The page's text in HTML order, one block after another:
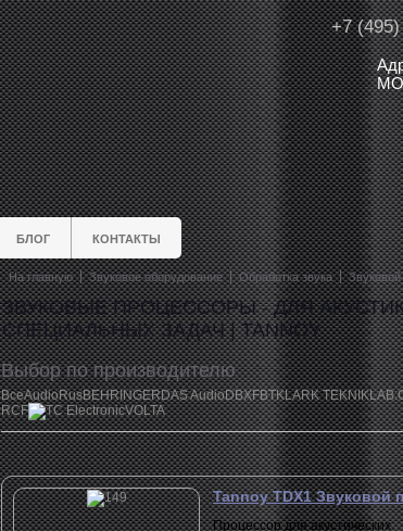
+7
БЛОГ КОНТАКТЫ
На главную Звуковое оборудование Обработка звука
ЗВУКОВЫЕ ПРОЦЕССОРЫ - ДЛЯ
СПЕЦИАЛЬНЫХ ЗАДАЧ | TANNOY
Выбор по производителю
ВсеAudioRusBEHRINGERDAS AudioDBXFBTKLARK TEKNIK
RCF
TC ElectronicVOLTA
Tannoy TDX1 Звуковой
Процессор для акустических